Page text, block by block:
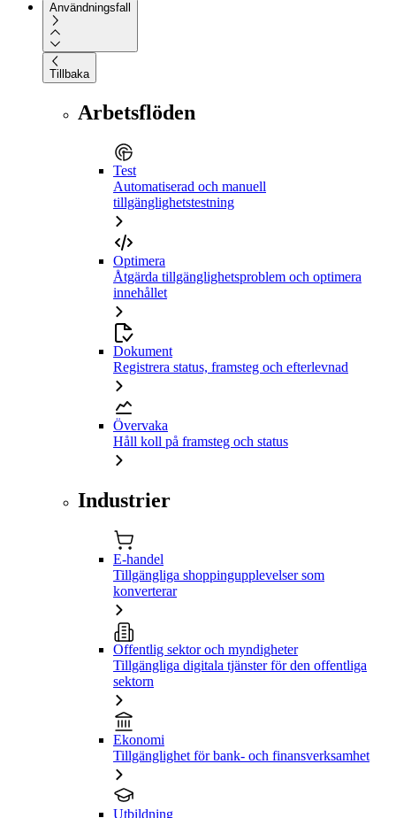
Användningsfall
Tillbaka
Arbetsflöden
Test
Automatiserad och manuell
tillgänglighetstestning
Optimera
Åtgärda tillgänglighetsproblem och optimera
innehållet
Dokument
Registrera status, framsteg och efterlevnad
Övervaka
Håll koll på framsteg och status
Industrier
E-handel
Tillgängliga shoppingupplevelser som
konverterar
Offentlig sektor och myndigheter
Tillgängliga digitala tjänster för den offentliga
sektorn
Ekonomi
Tillgänglighet för bank- och finansverksamhet
Utbildning